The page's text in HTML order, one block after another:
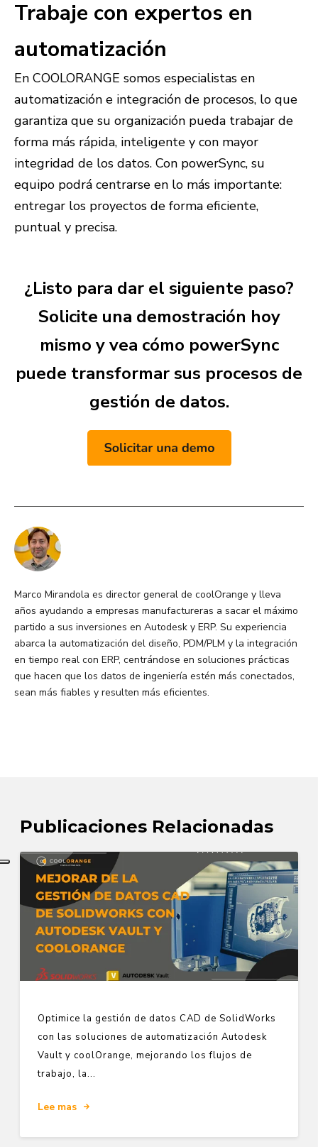
Trabaje con expertos en
automatización
En COOLORANGE somos especialistas en
automatización e integración de procesos, lo que
garantiza que su organización pueda trabajar de
forma más rápida, inteligente y con mayor
integridad de los datos. Con powerSync, su
equipo podrá centrarse en lo más importante:
entregar los proyectos de forma eficiente,
puntual y precisa.
¿Listo para dar el siguiente paso?
Solicite una demostración hoy
mismo y vea cómo powerSync
puede transformar sus procesos de
gestión de datos.
Marco Mirandola es director general de coolOrange y lleva
años ayudando a empresas manufactureras a sacar el máximo
partido a sus inversiones en Autodesk y ERP. Su experiencia
abarca la automatización del diseño, PDM/PLM y la integración
en tiempo real con ERP, centrándose en soluciones prácticas
que hacen que los datos de ingeniería estén más conectados,
sean más fiables y resulten más eficientes.
Publicaciones Relacionadas
Optimice la gestión de datos CAD de SolidWorks
con las soluciones de automatización Autodesk
Vault y coolOrange, mejorando los flujos de
trabajo, la...
Lee mas